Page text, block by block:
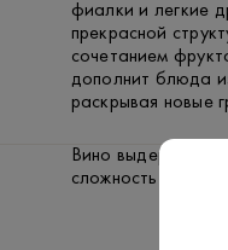
фиалки и легкие
прекрасной
сочетанием
дополнит блюда
раскрывая новые
Вино
сложность и